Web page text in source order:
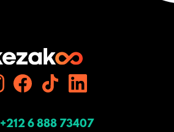
+212 6 888 73407